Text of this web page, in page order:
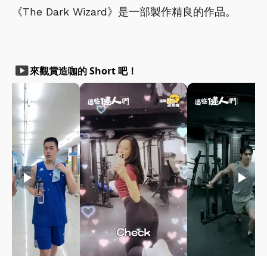
《The Dark Wizard》是一部製作精良的作品。
smart_display來觀賞造咖的 Short 吧！
play_arrow play_arrow play_arrow